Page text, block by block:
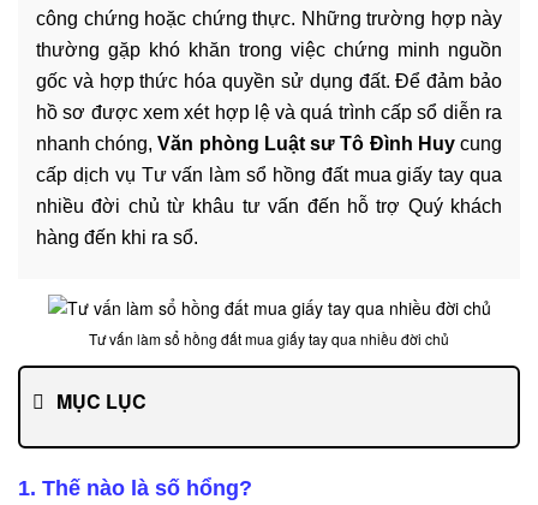
LIÊN
HỆ
công chứng hoặc chứng thực. Những trường hợp này
thường gặp khó khăn trong việc chứng minh nguồn
gốc và hợp thức hóa quyền sử dụng đất. Để đảm bảo
hồ sơ được xem xét hợp lệ và quá trình cấp sổ diễn ra
nhanh chóng,Văn phòng Luật sư Tô Đình Huycung
cấp dịch vụ Tư vấn làm sổ hồng đất mua giấy tay qua
nhiều đời chủ từ khâu tư vấn đến hỗ trợ Quý khách
hàng đến khi ra sổ.
Tư vấn làm sổ hồng đất mua giấy tay qua nhiều đời chủ
MỤC LỤC
1. Thế nào là số hổng?